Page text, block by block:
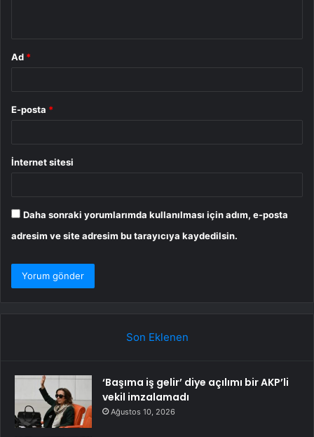
Ad *
E-posta *
İnternet sitesi
Daha sonraki yorumlarımda kullanılması için adım, e-posta
adresim ve site adresim bu tarayıcıya kaydedilsin.
Son Eklenen
‘Başıma iş gelir’ diye açılımı bir AKP’li
vekil imzalamadı
Ağustos 10, 2026